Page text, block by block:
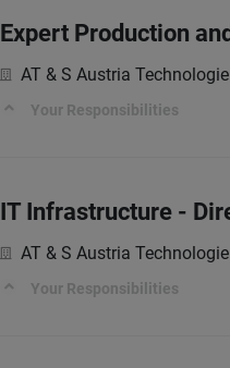
Expert Production
AT & S Austria
Your Responsibilities
IT Infrastructure -
AT & S Austria
Your Responsibilities